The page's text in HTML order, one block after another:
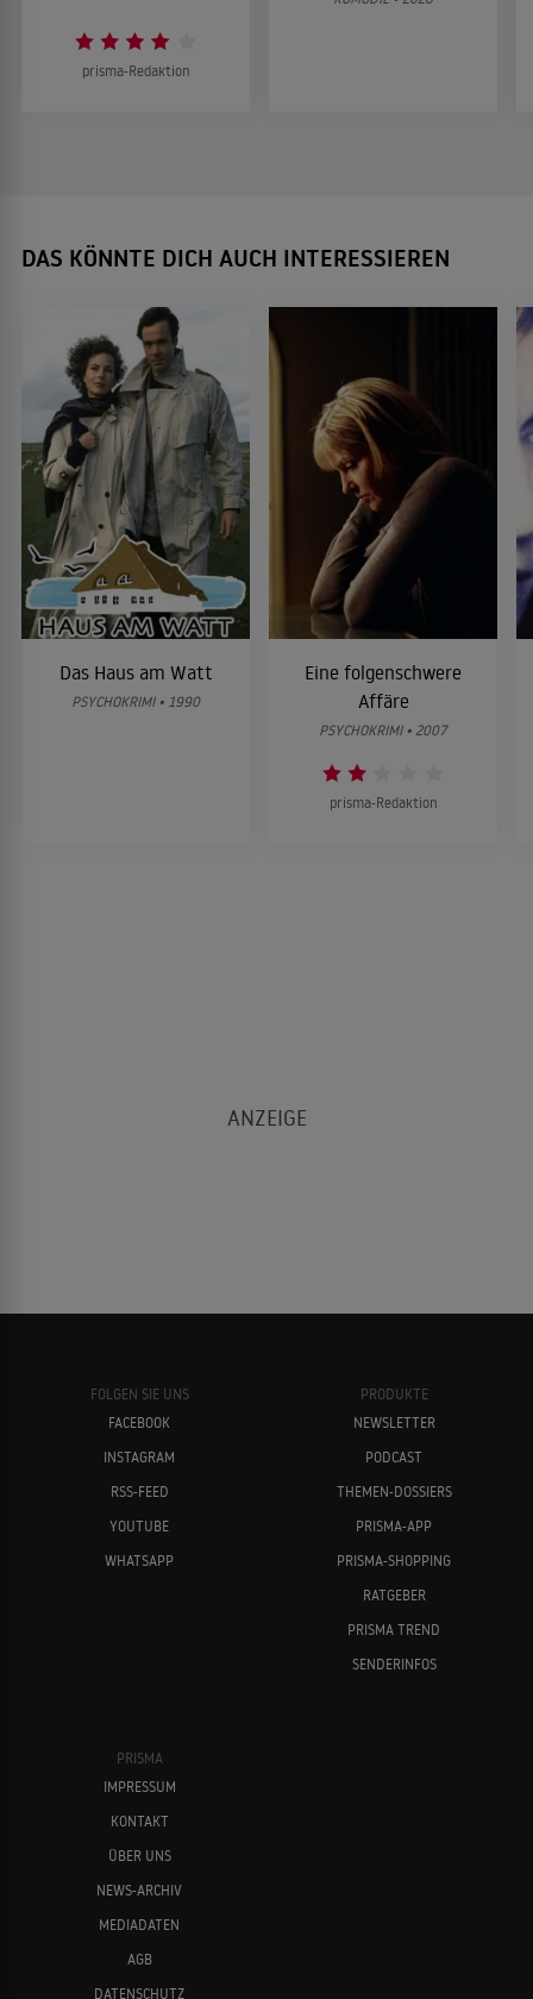
prisma-Redaktion
DAS KÖNNTE DICH AUCH INTERESSIEREN
Das Haus am Watt
PSYCHOKRIMI • 1990
Eine folgenschwere
Affäre
PSYCHOKRIMI • 2007
prisma-Redaktion
FOLGEN SIE UNS
FACEBOOK
INSTAGRAM
RSS-FEED
YOUTUBE
WHATSAPP
PRODUKTE
NEWSLETTER
PODCAST
THEMEN-DOSSIERS
PRISMA-APP
PRISMA-SHOPPING
RATGEBER
PRISMA TREND
SENDERINFOS
PRISMA
IMPRESSUM
KONTAKT
ÜBER UNS
NEWS-ARCHIV
MEDIADATEN
AGB
DATENSCHUTZ